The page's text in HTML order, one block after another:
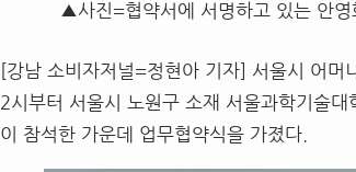
▲사진=협약서에 서명하고 있는 안
[강남 소비자저널=정현아 기자] 서울시 어
2시부터 서울시 노원구 소재 서울과학기술
이 참석한 가운데 업무협약식을 가졌다.